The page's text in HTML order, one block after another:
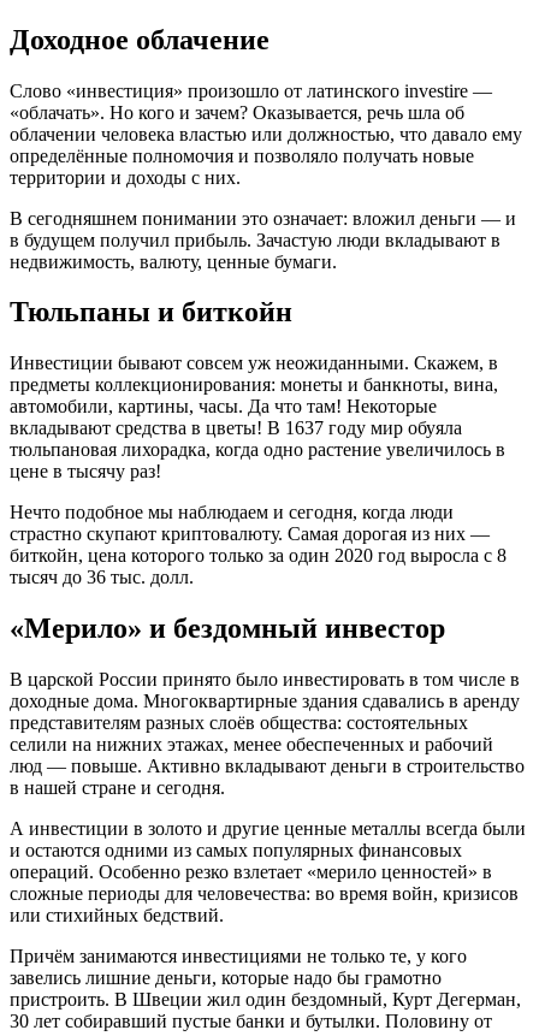
Доходное облачение
Слово «инвестиция» произошло от латинского investire —
«облачать». Но кого и зачем? Оказывается, речь шла об
облачении человека властью или должностью, что давало ему
определённые полномочия и позволяло получать новые
территории и доходы с них.
В сегодняшнем понимании это означает: вложил деньги — и
в будущем получил прибыль. Зачастую люди вкладывают в
недвижимость, валюту, ценные бумаги.
Тюльпаны и биткойн
Инвестиции бывают совсем уж неожиданными. Скажем, в
предметы коллекционирования: монеты и банкноты, вина,
автомобили, картины, часы. Да что там! Некоторые
вкладывают средства в цветы! В 1637 году мир обуяла
тюльпановая лихорадка, когда одно растение увеличилось в
цене в тысячу раз!
Нечто подобное мы наблюдаем и сегодня, когда люди
страстно скупают криптовалюту. Самая дорогая из них —
биткойн, цена которого только за один 2020 год выросла с 8
тысяч до 36 тыс. долл.
«Мерило» и бездомный инвестор
В царской России принято было инвестировать в том числе в
доходные дома. Многоквартирные здания сдавались в аренду
представителям разных слоёв общества: состоятельных
селили на нижних этажах, менее обеспеченных и рабочий
люд — повыше. Активно вкладывают деньги в строительство
в нашей стране и сегодня.
А инвестиции в золото и другие ценные металлы всегда были
и остаются одними из самых популярных финансовых
операций. Особенно резко взлетает «мерило ценностей» в
сложные периоды для человечества: во время войн, кризисов
или стихийных бедствий.
Причём занимаются инвестициями не только те, у кого
завелись лишние деньги, которые надо бы грамотно
пристроить. В Швеции жил один бездомный, Курт Дегерман,
30 лет собиравший пустые банки и бутылки. Половину от